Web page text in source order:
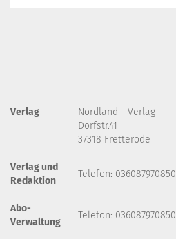
Verlag
Nordland - Verlag
Dorfstr.41
37318 Fretterode
Verlag und
Redaktion
Telefon: 036087970850
Abo-
Verwaltung
Telefon: 036087970850